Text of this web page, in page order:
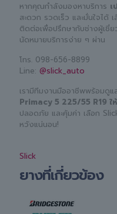
หากคุณกำลังมองหาบริการ
สะดวก รวดเร็ว และมั่นใจได้
ติดต่อเพื่อปรึกษากับช่างผู้เชี่ย
นัดหมายบริการง่าย ๆ ผ่าน
โทร. 098-656-8899
Line: @slick_auto
เรามีทีมงานมืออาชีพพร้อมดูแ
Primacy 5 225/55 R19
ปลอดภัย และคุ้มค่า เลือก
หวังแน่นอน!
Slick
ยางที่เกี่ยวข้อง